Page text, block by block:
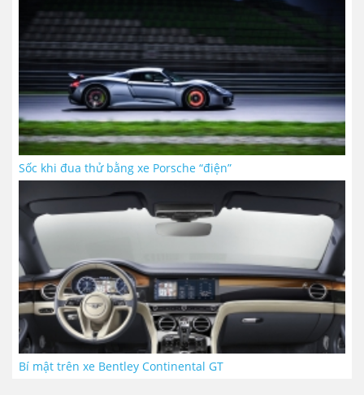
Sốc khi đua thử bằng xe Porsche “điện”
Bí mật trên xe Bentley Continental GT